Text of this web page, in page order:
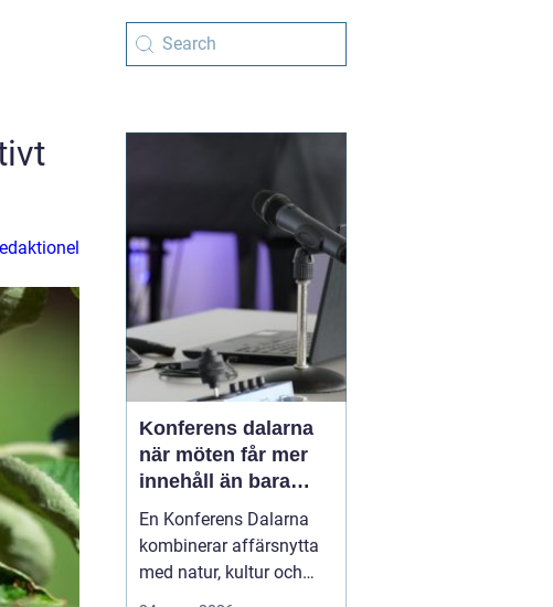
Konferens dalarna
när möten får mer
innehåll än bara
agendan
En Konferens Dalarna
kombinerar affärsnytta
med natur, kultur och